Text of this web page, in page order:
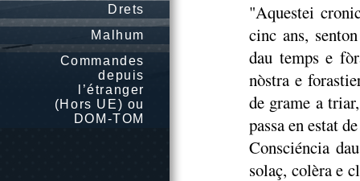
Drets
Malhum
Commandes
depuis
l’étranger
(Hors UE) ou
DOM-TOM
"Aquestei
cinc ans,
dau temps e
nòstra e
de grame a
passa en estat
Consciéncia
solaç, colèra e